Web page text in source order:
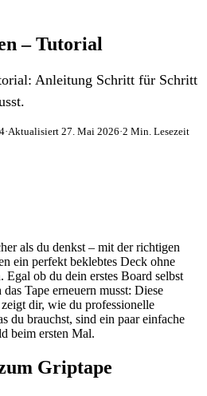
– Tutorial
Anleitung Schritt für Schritt
·Aktualisiert 27. Mai 2026·2 Min. Lesezeit
als du denkst – mit der richtigen
ein perfekt beklebtes Deck ohne
ob du dein erstes Board selbst
Tape erneuern musst: Diese
dir, wie du professionelle
du brauchst, sind ein paar einfache
beim ersten Mal.
Griptape